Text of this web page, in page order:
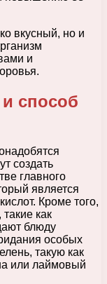
вкусный, но и
и
способ
создать
главного
является
Кроме того,
как
блюду
особых
такую как
или лаймовый